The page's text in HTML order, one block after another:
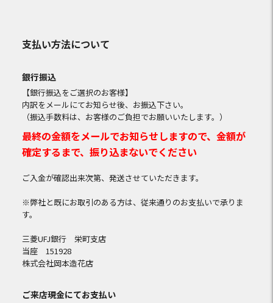
支払い方法について
銀行振込
【銀行振込をご選択のお客様】
内訳をメールにてお知らせ後、お振込下さい。
（振込手数料は、お客様のご負担でお願いいたします。）
最終の金額をメールでお知らせしますので、金額が
確定するまで、振り込まないでください
ご入金が確認出来次第、発送させていただきます。
※弊社と既にお取引のある方は、従来通りのお支払いで承りま
す。
三菱UFJ銀行 栄町支店
当座 151928
株式会社岡本造花店
ご来店現金にてお支払い